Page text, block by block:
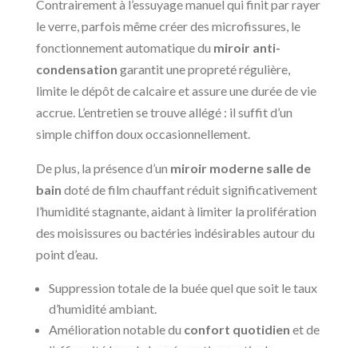
Contrairement à l’essuyage manuel qui finit par rayer
le verre, parfois même créer des microfissures, le
fonctionnement automatique du miroir anti-
condensation garantit une propreté régulière,
limite le dépôt de calcaire et assure une durée de vie
accrue. L’entretien se trouve allégé : il suffit d’un
simple chiffon doux occasionnellement.
De plus, la présence d’un miroir moderne salle de
bain doté de film chauffant réduit significativement
l’humidité stagnante, aidant à limiter la prolifération
des moisissures ou bactéries indésirables autour du
point d’eau.
Suppression totale de la buée quel que soit le taux
d’humidité ambiant.
Amélioration notable du confort quotidien et de